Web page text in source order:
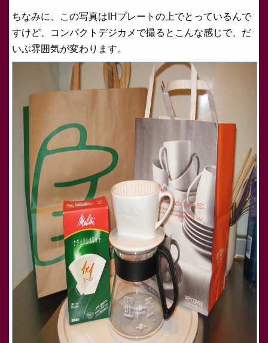
ちなみに、この写真はIHプレートの上でとっているんで
すけど、コンパクトデジカメで撮るとこんな感じで、だ
いぶ雰囲気が変わります。